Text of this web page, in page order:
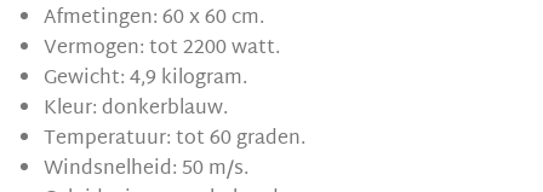
Afmetingen: 60 x 60 cm.
Vermogen: tot 2200 watt.
Gewicht: 4,9 kilogram.
Kleur: donkerblauw.
Temperatuur: tot 60 graden.
Windsnelheid: 50 m/s.